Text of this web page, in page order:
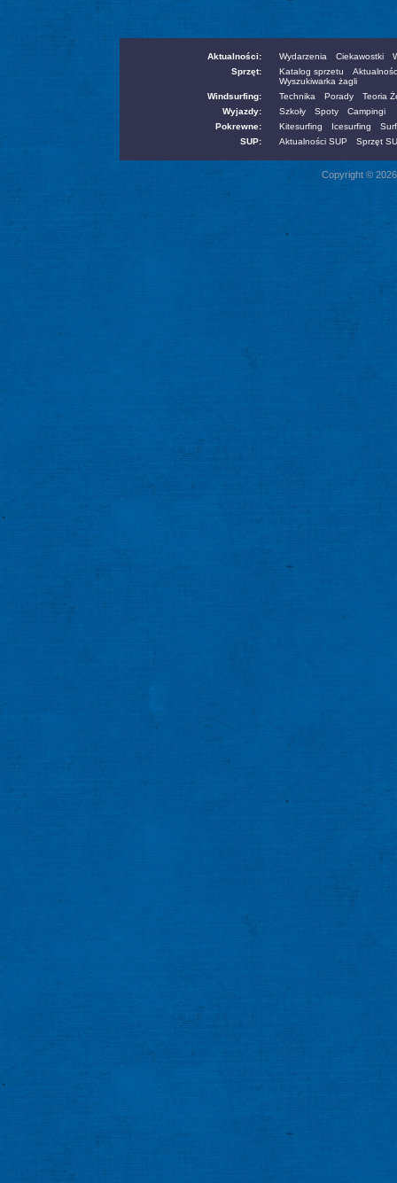
Aktualności: Wydarzenia Ciekawostki
Sprzęt:
Katalog sprzetu
Wyszukiwarka żagli
Windsurfing:
Technika Porady
Teoria
Wyjazdy:
Szkoły Spoty
Campingi
Pokrewne:
Kitesurfing Icesurfing
SUP:
Aktualności SUP Sprzęt
Copyright ©